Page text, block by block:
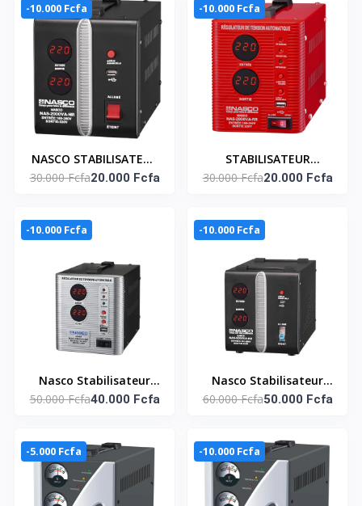
-10.000 Fcfa
NASCO STABILISATEUR
AUTOMATIQUE 2000VA
NAS-2000VA-NR
30.000 Fcfa20.000 Fcfa
-10.000 Fcfa
STABILISATEUR
AUTOMATIQUE 2000VA
NAS-2000VA-RR
30.000 Fcfa20.000 Fcfa
-10.000 Fcfa
Nasco Stabilisateur
3000Va Compteur
- / Gris
50.000 Fcfa40.000 Fcfa
-10.000 Fcfa
Nasco Stabilisateur
5000Va Compteur
- / Noir
60.000 Fcfa50.000 Fcfa
-5.000 Fcfa -10.000 Fcfa